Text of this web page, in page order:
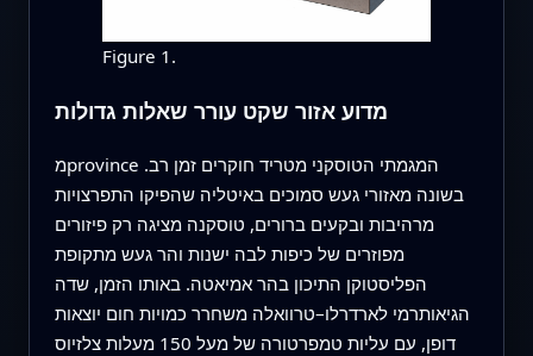
Figure 1.
מדוע אזור שקט עורר שאלות גדולות
מprovince המגמתי הטוסקני מטריד חוקרים זמן רב.
בשונה מאזורי געש סמוכים באיטליה שהפיקו התפרצויות
מרהיבות ובקעים ברורים, טוסקנה מציגה רק פיזורים
מפוזרים של כיפות לבה ישנות והר געש מתקופת
הפליסטוקן התיכון בהר אמיאטה. באותו הזמן, שדה
הגיאותרמי לארדרלו–טרוואלה משחרר כמויות חום יוצאות
דופן, עם עליות טמפרטורה של מעל 150 מעלות צלזיוס